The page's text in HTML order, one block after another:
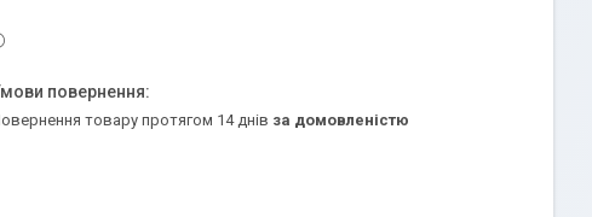
повернення товару протягом 14 днів за домовленістю